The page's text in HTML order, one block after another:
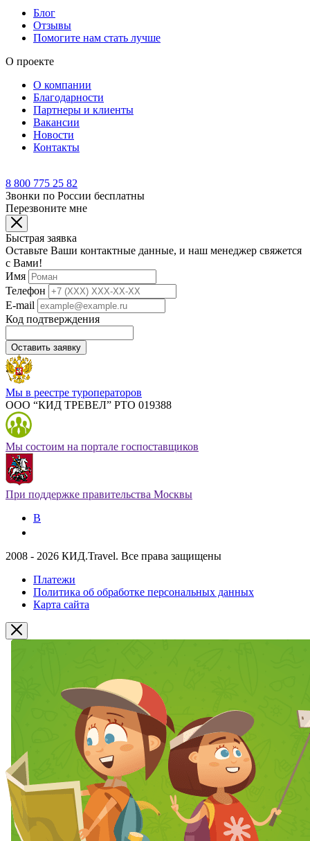
Блог
Отзывы
Помогите нам стать лучше
О проекте
О компании
Благодарности
Партнеры и клиенты
Вакансии
Новости
Контакты
8 800 775 25 82
Звонки по России бесплатны
Перезвоните мне
Быстрая заявка
Оставьте Ваши контактные данные, и наш менеджер свяжется
с Вами!
Имя
Телефон
E-mail
Код подтверждения
Оставить заявку
Мы в реестре туроператоров
ООО “КИД ТРЕВЕЛ” РТО 019388
Мы состоим на портале госпоставщиков
При поддержке правительства Москвы
В
2008 - 2026 КИД.Travel. Все права защищены
Платежи
Политика об обработке персональных данных
Карта сайта